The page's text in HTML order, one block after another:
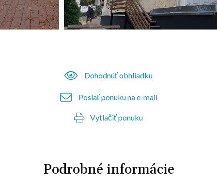
Dohodnúť obhliadku
Poslať ponuku na e-mail
Vytlačiť ponuku
Podrobné informácie